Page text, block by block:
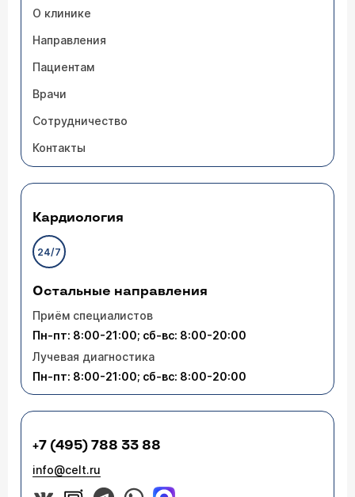
О клинике
Направления
Пациентам
Врачи
Сотрудничество
Контакты
Кардиология
24/7
Остальные направления
Приём специалистов
Пн-пт: 8:00-21:00; сб-вс: 8:00-20:00
Лучевая диагностика
Пн-пт: 8:00-21:00; сб-вс: 8:00-20:00
+7 (495) 788 33 88
info@celt.ru